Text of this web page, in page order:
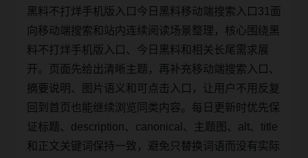
黑料不打烊手机版入口今日黑料移动端搜索入口31面
向移动端搜索和站内连续阅读场景整理，核心围绕黑
料不打烊手机版入口、今日黑料和相关长尾需求展
开。页面先给出清晰主题，再补充移动端搜索入口、
摘要说明、图片语义和可点击入口，让用户不用反复
回到首页也能继续浏览同类内容。每日更新时优先保
证标题、description、canonical、主题图、alt、title
和正文关键词保持一致，避免只替换词语而没有实际